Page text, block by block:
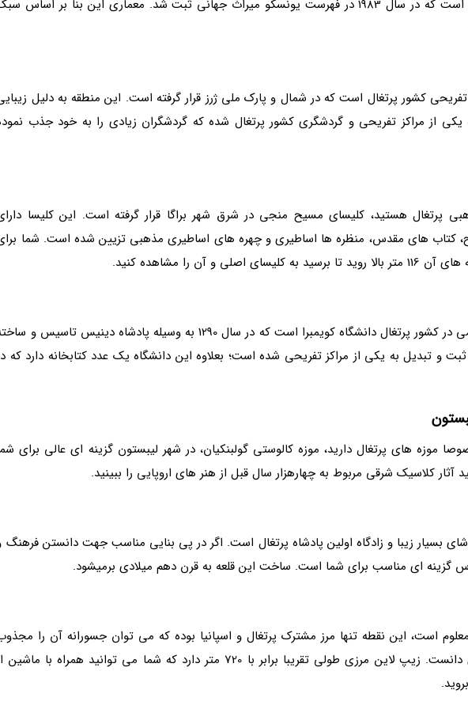
صومعه مسیح متعلق به قرن 12 است که در سال 1983 در فهرست یونسکو میراث جهانی ثبت شد. معماری این بنا بر اساس
کشور پرتغال است که در شمال و پارک ملی ژرز قرار گرفته است. این منطقه به دلیل
یکی از مراکز تفریحی و گردشگری کشور پرتغال شده که گردشگران زیادی را به خود جذب
پرتغال هستید، کلیسای مسیح منجی در شرق شهر براگا قرار گرفته است. این کلیسا
کتاب های مقدس، منظره ها اساطیری و چهره های اساطیری مذهبی تزیین شده است. شما
و آن را مشاهده کنید.
یکی از دانشگاه های بسیار قدیمی در کشور پرتغال دانشگاه کویمبرا است که در سال 1290 به وسیله پادشاه دینیس تاسیس و
و تبدیل به یکی از مراکز تفریحی شده است؛ بعلاوه این دانشگاه یک عدد کتابخانه دارد که
موزه های پرتغال دارید، موزه کالوستی گولبنکیان، در شهر لیبستون گزینه ای عالی برای
کلاسیک شرقی مربوط به چهارهزار سال قبل از هنر های اروپایی را ببینید.
بسیار زیبا و زادگاه اولین پادشاه پرتغال است. اگر در پی بنایی مناسب جهت دانستن فرهنگ
گزینه ای مناسب برای شما است. ساخت این قلعه به قرن دهم میلادی برمیشود.
است، این نقطه تنها مرز مشترک پرتغال و اسپانیا بوده که می توان جسورانه آن را
کننده ترین مرکز برای گردشگری دانست. زیپ لاین مرزی طولی تقریبا برابر با 720 متر دارد که شما می توانید همراه با